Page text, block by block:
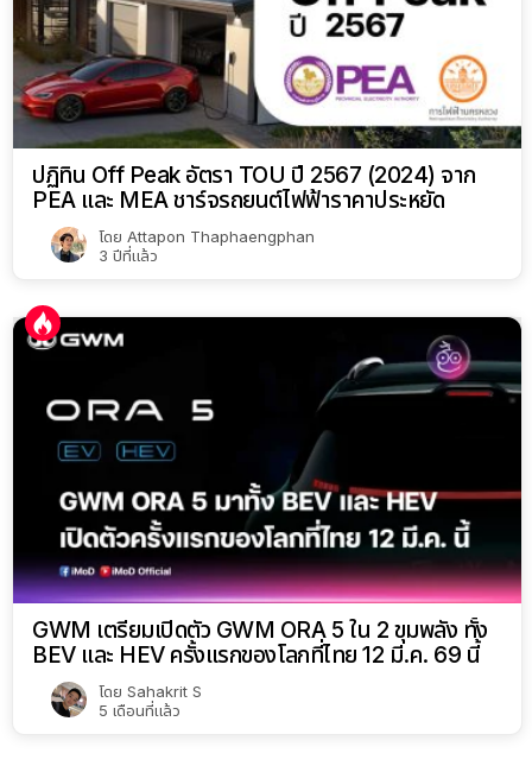
ปฏิทิน Off Peak อัตรา TOU ปี 2567 (2024) จาก
PEA และ MEA ชาร์จรถยนต์ไฟฟ้าราคาประหยัด
โดย Attapon Thaphaengphan
3 ปีที่แล้ว
GWM เตรียมเปิดตัว GWM ORA 5 ใน 2 ขุมพลัง ทั้ง
BEV และ HEV ครั้งแรกของโลกที่ไทย 12 มี.ค. 69 นี้
โดย Sahakrit S
5 เดือนที่แล้ว